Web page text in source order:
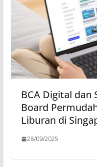
BCA Digital dan
Board
Liburan di
28/09/2025